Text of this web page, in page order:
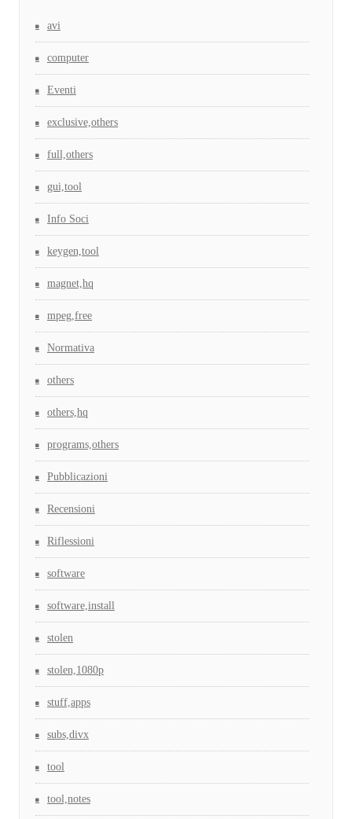
avi
computer
Eventi
exclusive,others
full,others
gui,tool
Info Soci
keygen,tool
magnet,hq
mpeg,free
Normativa
others
others,hq
programs,others
Pubblicazioni
Recensioni
Riflessioni
software
software,install
stolen
stolen,1080p
stuff,apps
subs,divx
tool
tool,notes